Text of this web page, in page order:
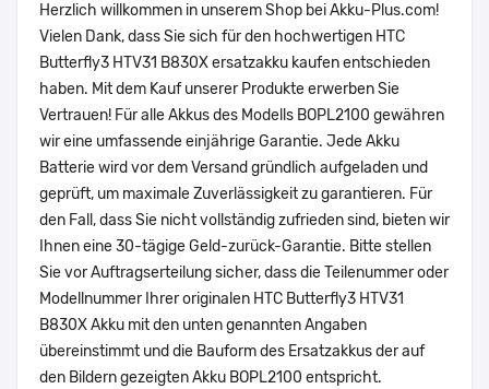
Herzlich willkommen in unserem Shop bei Akku-Plus.com!
Vielen Dank, dass Sie sich für den hochwertigen HTC
Butterfly3 HTV31 B830X ersatzakku kaufen entschieden
haben. Mit dem Kauf unserer Produkte erwerben Sie
Vertrauen! Für alle Akkus des Modells BOPL2100 gewähren
wir eine umfassende einjährige Garantie. Jede Akku
Batterie wird vor dem Versand gründlich aufgeladen und
geprüft, um maximale Zuverlässigkeit zu garantieren. Für
den Fall, dass Sie nicht vollständig zufrieden sind, bieten wir
Ihnen eine 30-tägige Geld-zurück-Garantie. Bitte stellen
Sie vor Auftragserteilung sicher, dass die Teilenummer oder
Modellnummer Ihrer originalen HTC Butterfly3 HTV31
B830X Akku mit den unten genannten Angaben
übereinstimmt und die Bauform des Ersatzakkus der auf
den Bildern gezeigten Akku BOPL2100 entspricht.